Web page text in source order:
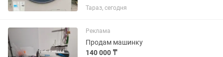
нужен . Можно по запчастям забрать ,
если что-то надо .
Тараз, сегодня
Реклама
Продам машинку
140 000 ₸